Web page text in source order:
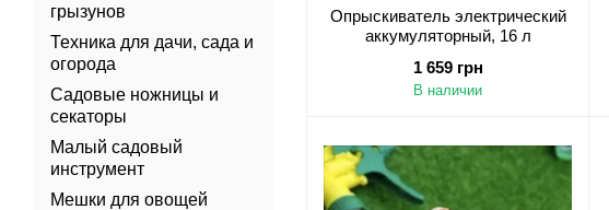
Опрыскиватель электрический
аккумуляторный, 16 л
1 659 грн
В наличии
грызунов
Техника для дачи, сада и
огорода
Садовые ножницы и
секаторы
Малый садовый
инструмент
Мешки для овощей